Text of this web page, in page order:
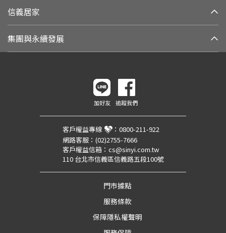
信義居家
集團與永續發展
加好友 追蹤我們
客戶權益專線 ： 0800-211-922
網路客服： (02)2755-7666
客戶權益信箱： cs@sinyi.com.tw
110 台北市信義區信義路五段100號
門市據點
服務條款
保障隱私權聲明